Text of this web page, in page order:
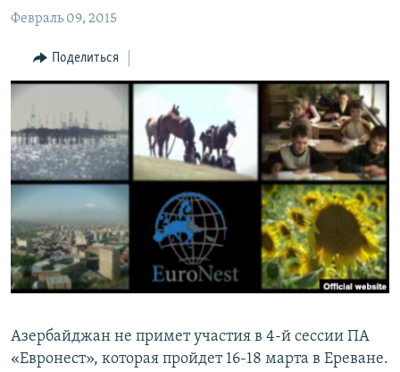
навигации
Перейти
поиску
ОБЩЕСТВО
ЭКОНОМИКА
РЕГИОН
НАГОРНЫЙ КАРАБАХ
КУЛЬТУРА
СПОРТ
АРХИВ
Հայերեն
English
Русский
Февраль 09, 2015
Поделиться
Азербайджан не примет участия в 4-й сессии ПА
«Евронест», которая пройдет 16-18 марта в Ереване.